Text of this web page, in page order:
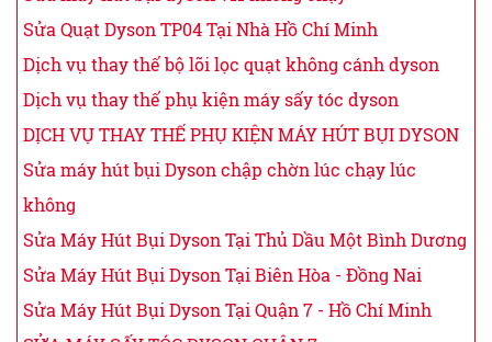
Sửa Quạt Dyson TP04 Tại Nhà Hồ Chí Minh
Dịch vụ thay thế bộ lõi lọc quạt không cánh dyson
Dịch vụ thay thế phụ kiện máy sấy tóc dyson
DỊCH VỤ THAY THẾ PHỤ KIỆN MÁY HÚT BỤI DYSON
Sửa máy hút bụi Dyson chập chờn lúc chạy lúc
không
Sửa Máy Hút Bụi Dyson Tại Thủ Dầu Một Bình Dương
Sửa Máy Hút Bụi Dyson Tại Biên Hòa - Đồng Nai
Sửa Máy Hút Bụi Dyson Tại Quận 7 - Hồ Chí Minh